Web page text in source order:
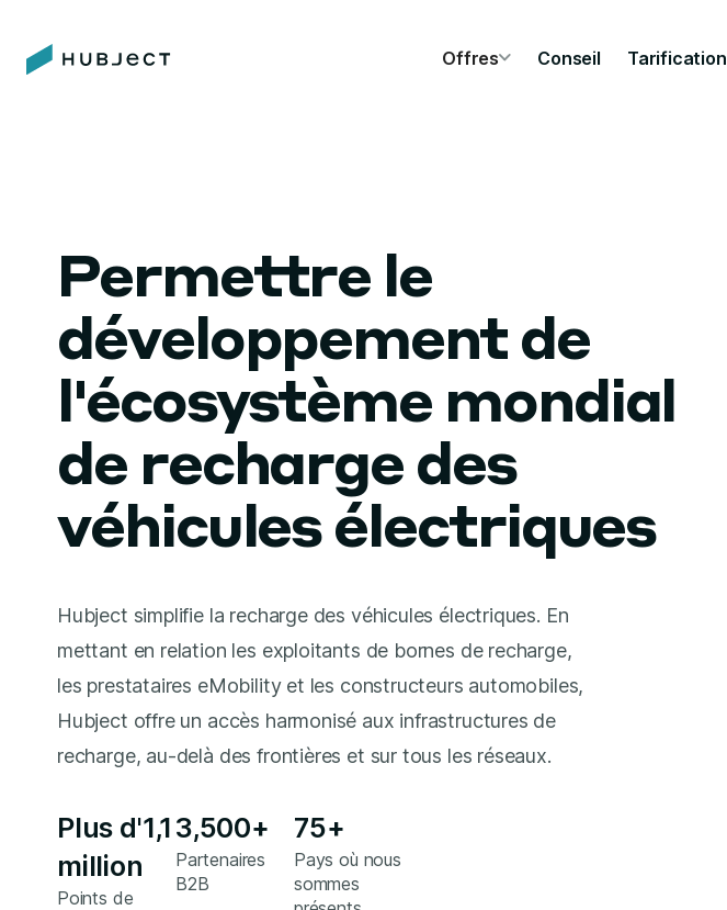
Offres Conseil Tarification
Permettre le
développement de
l'écosystème mondial
de recharge des
véhicules électriques
Hubject simplifie la recharge des véhicules électriques. En
mettant en relation les exploitants de bornes de recharge,
les prestataires eMobility et les constructeurs automobiles,
Hubject offre un accès harmonisé aux infrastructures de
recharge, au-delà des frontières et sur tous les réseaux.
Plus d'1,1
million
Points de
3,500+
Partenaires
B2B
75+
Pays où nous
sommes